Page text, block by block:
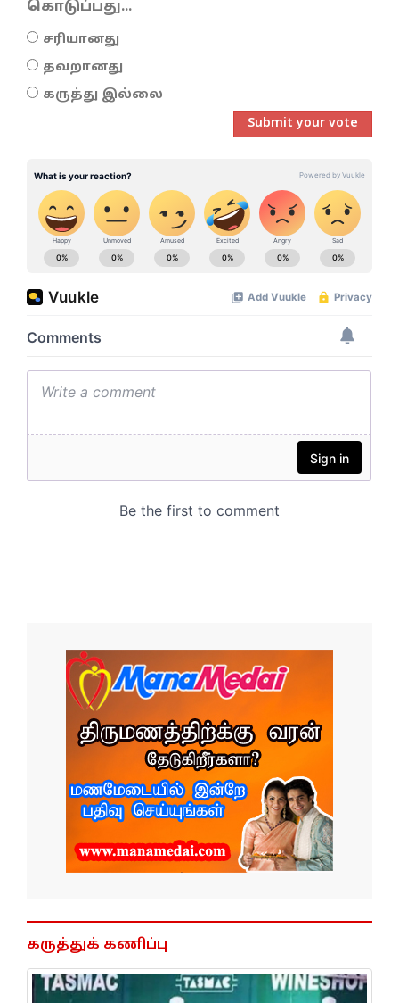
கொடுப்பது...
சரியானது
தவறானது
கருத்து இல்லை
Submit your vote
கருத்துக் கணிப்பு